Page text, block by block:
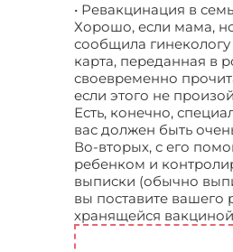
• Ревакцинация в
Хорошо, если мама,
сообщила гинекологу
карта, переданная в
своевременно
если этого не
Есть, конечно,
вас должен быть
Во-вторых, с его
ребенком и
выписки (обычно
вы поставите
хранящейся